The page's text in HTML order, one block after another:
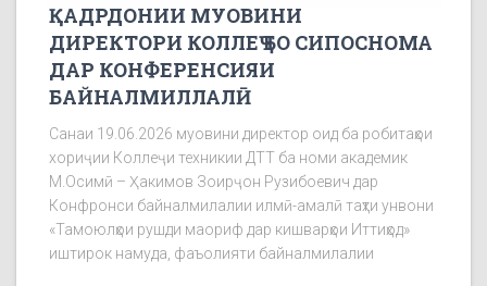
ҚАДРДОНИИ МУОВИНИ
ДИРЕКТОРИ КОЛЛЕҶ БО СИПОСНОМА
ДАР КОНФЕРЕНСИЯИ
БАЙНАЛМИЛЛАЛӢ
Санаи 19.06.2026 муовини директор оид ба робитаҳои
хориҷии Коллеҷи техникии ДТТ ба номи академик
М.Осимӣ – Ҳакимов Зоирҷон Рузибоевич дар
Конфронси байналмилалии илмӣ-амалӣ таҳти унвони
«Тамоюлҳои рушди маориф дар кишварҳои Иттиҳод»
иштирок намуда, фаъолияти байналмилалии